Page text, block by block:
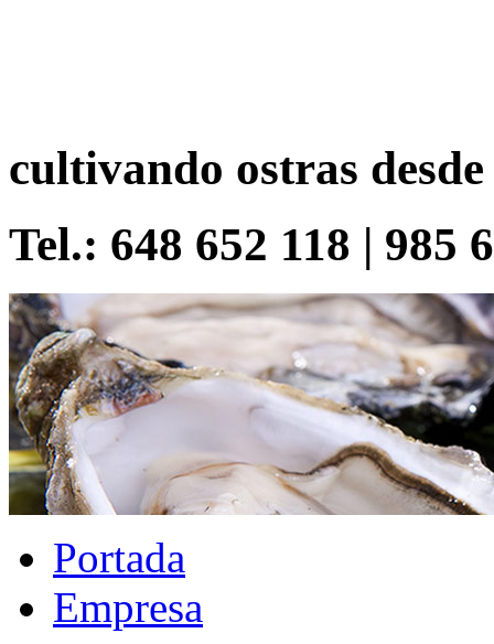
cultivando ostras desde
Tel.: 648 652 118 | 985
Portada
Empresa